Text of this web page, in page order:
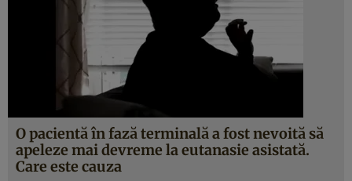
O pacientă în fază terminală a fost nevoită să
apeleze mai devreme la eutanasie asistată.
Care este cauza